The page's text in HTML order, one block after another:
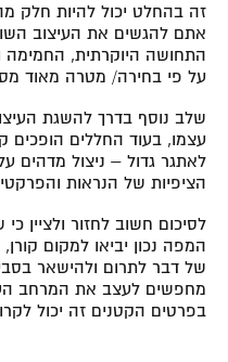
זה בהחלט יכול להיות חלק
אתם להגשים את העיצוב
התחושה היוקרתית, החמימה
על פי בחירה/ מטרה מאוד
שלב נוסף בדרך להשגת
עצמו, בעוד החללים הופכים
לאתגר גדול – ניצול מדהים
הציפיות של הנראות
לסיכום חשוב לחזור ולציין
המפה נכון יביאו למקום
של דבר לתרום ולהישאר
מחפשים לעצב את המרחב
בפרטים הקטנים זה יכול